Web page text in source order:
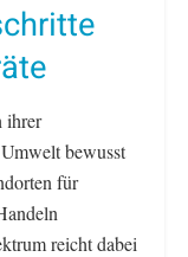
ihrer
bewusst
für
reicht dabei